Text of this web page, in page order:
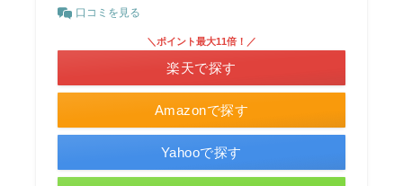
口コミを見る
Amazonで探す
＼ポイント最大11倍！／
楽天で探す
Yahooで探す